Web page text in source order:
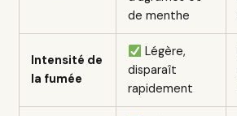
de menthe
Intensité de
la fumée
Légère,
disparaît
rapidement